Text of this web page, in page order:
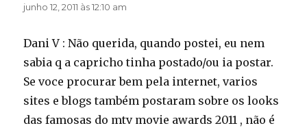
junho 12, 2011 às 12:10 am
Dani V : Não querida, quando postei, eu nem
sabia q a capricho tinha postado/ou ia postar.
Se voce procurar bem pela internet, varios
sites e blogs também postaram sobre os looks
das famosas do mtv movie awards 2011 , não é